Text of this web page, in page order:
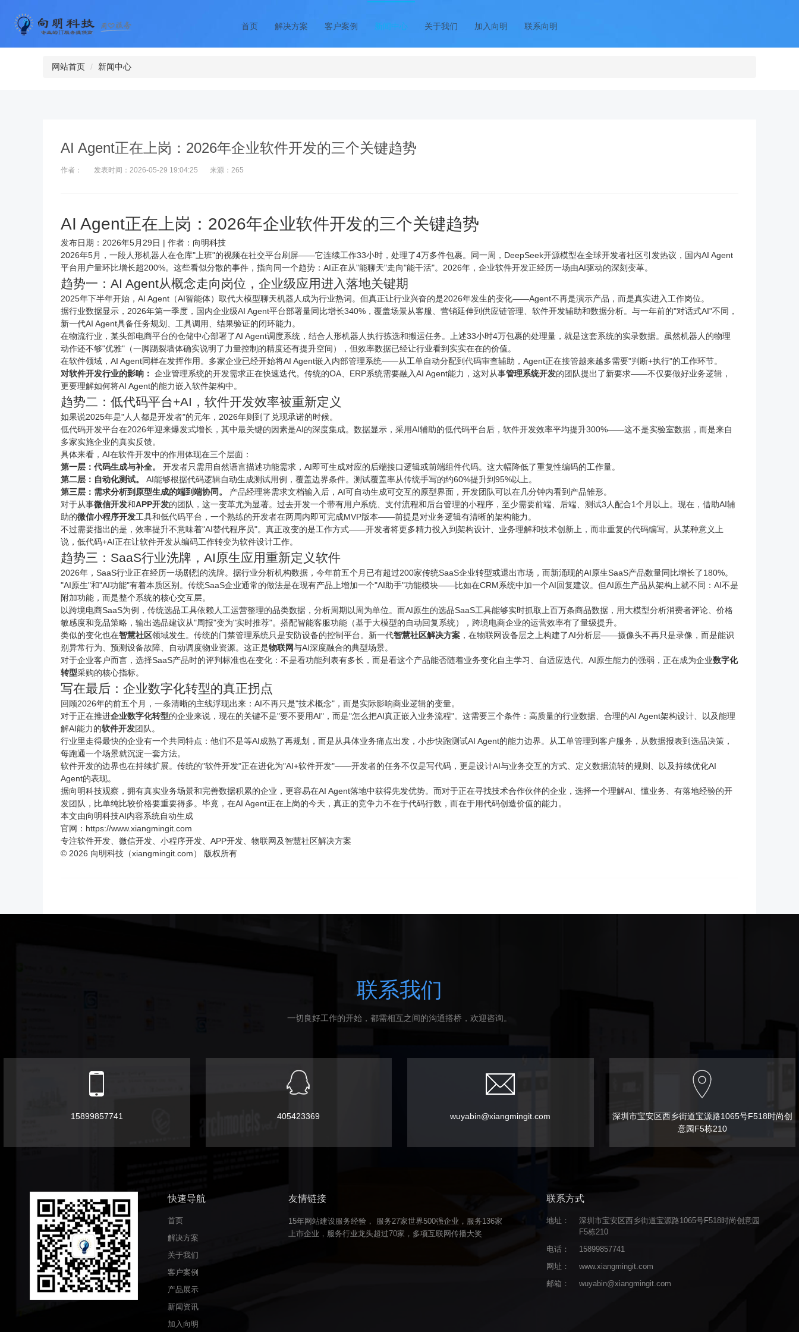
首页 解决方案 客户案例 新闻中心 关于我们 加入向明 联系向明
网站首页 新闻中心
AI Agent正在上岗：2026年企业软件开发的三个关键趋势
作者： 发表时间：2026-05-29 19:04:25 来源：265
AI Agent正在上岗：2026年企业软件开发的三个关键趋势
发布日期：2026年5月29日 | 作者： 向明科技
2026年5月，一段人形机器人在仓库"上班"的视频在社交平台刷屏——它连续工作33小时，处理了4万多件包裹。同一周，DeepSeek开源模型在全球开发者社区引发热议，国内AI Agent
平台用户量环比增长超200%。这些看似分散的事件，指向同一个趋势：AI正在从"能聊天"走向"能干活"。2026年，企业软件开发正经历一场由AI驱动的深刻变革。
趋势一：AI Agent从概念走向岗位，企业级应用进入落地关键期
2025年下半年开始，AI Agent（AI智能体）取代大模型聊天机器人成为行业热词。但真正让行业兴奋的是2026年发生的变化——Agent不再是演示产品，而是真实进入工作岗位。
据行业数据显示，2026年第一季度，国内企业级AI Agent平台部署量同比增长340% ，覆盖场景从客服、营销延伸到供应链管理、软件开发辅助和数据分析。与一年前的"对话式AI"不同，
新一代AI Agent具备任务规划、工具调用、结果验证的闭环能力。
在物流行业，某头部电商平台的仓储中心部署了AI Agent调度系统，结合人形机器人执行拣选和搬运任务。上述33小时4万包裹的处理量，就是这套系统的实录数据。虽然机器人的物理
动作还不够"优雅"（一脚踢裂墙体确实说明了力量控制的精度还有提升空间），但效率数据已经让行业看到实实在在的价值。
在软件领域，AI Agent同样在发挥作用。多家企业已经开始将AI Agent嵌入内部管理系统——从工单自动分配到代码审查辅助，Agent正在接管越来越多需要"判断+执行"的工作环节。
对软件开发行业的影响： 企业管理系统的开发需求正在快速迭代。传统的OA、ERP系统需要融入AI Agent能力，这对从事管理系统开发的团队提出了新要求——不仅要做好业务逻辑，
更要理解如何将AI Agent的能力嵌入软件架构中。
趋势二：低代码平台+AI，软件开发效率被重新定义
如果说2025年是"人人都是开发者"的元年，2026年则到了兑现承诺的时候。
低代码开发平台在2026年迎来爆发式增长，其中最关键的因素是AI的深度集成。数据显示，采用AI辅助的低代码平台后， 软件开发效率平均提升300%——这不是实验室数据，而是来自
多家实施企业的真实反馈。
具体来看，AI在软件开发中的作用体现在三个层面：
第一层：代码生成与补全。
开发者只需用自然语言描述功能需求，AI即可生成对应的后端接口逻辑或前端组件代码。这大幅降低了重复性编码的工作量。
第二层：自动化测试。
AI能够根据代码逻辑自动生成测试用例，覆盖边界条件。测试覆盖率从传统手写的约60%提升到95%以上。
第三层：需求分析到原型生成的端到端协同。
产品经理将需求文档输入后，AI可自动生成可交互的原型界面，开发团队可以在几分钟内看到产品雏形。
对于从事微信开发和APP开发的团队，这一变革尤为显著。过去开发一个带有用户系统、支付流程和后台管理的小程序 ，至少需要前端、后端、测试3人配合1个月以上。现在，借助AI辅
助的微信小程序开发工具和低代码平台，一个熟练的开发者在两周内即可完成MVP版本——前提是对业务逻辑有清晰的架构能力。
不过需要指出的是，效率提升不意味着"AI替代程序员"。真正改变的是工作方式——开发者将更多精力投入到架构设计、业务理解和技术创新上，而非重复的代码编写。从某种意义上
说，低代码+AI正在让软件开发从编码工作转变为软件设计工作。
趋势三：SaaS行业洗牌，AI原生应用重新定义软件
2026年，SaaS行业正在经历一场剧烈的洗牌。据行业分析机构数据，今年前五个月已有超过200家传统SaaS企业转型或退出市场，而新涌现的AI原生SaaS产品数量同比增长了180%。
"AI原生"和"AI功能"有着本质区别。传统SaaS企业通常的做法是在现有产品上增加一个"AI助手"功能模块——比如在CRM系统中加一个AI回复建议。但AI原生产品从架构上就不同：AI不是
附加功能，而是整个系统的核心交互层。
以跨境电商SaaS为例，传统选品工具依赖人工运营整理的品类数据，分析周期以周为单位。而AI原生的选品SaaS工具能够实时抓取上百万条商品数据，用大模型分析消费者评论、价格
敏感度和竞品策略，输出选品建议从"周报"变为"实时推荐"。搭配智能客服功能（基于大模型的自动回复系统），跨境电商企业的运营效率有了量级提升。
类似的变化也在智慧社区领域发生。传统的门禁管理系统只是安防设备的控制平台。新一代智慧社区解决方案 ，在物联网设备层之上构建了AI分析层——摄像头不再只是录像，而是能识
别异常行为、预测设备故障、自动调度物业资源。这正是物联网与AI深度融合的典型场景。
对于企业客户而言，选择SaaS产品时的评判标准也在变化：不是看功能列表有多长，而是看这个产品能否随着业务变化自主学习、自适应迭代。AI原生能力的强弱，正在成为企业数字化
转型采购的核心指标。
写在最后：企业数字化转型的真正拐点
回顾2026年的前五个月，一条清晰的主线浮现出来：AI不再只是"技术概念"，而是实际影响商业逻辑的变量。
对于正在推进企业数字化转型的企业来说，现在的关键不是"要不要用AI"，而是"怎么把AI真正嵌入业务流程"。这需要三个条件：高质量的行业数据、合理的AI Agent架构设计、以及能理
解AI能力的软件开发团队。
行业里走得最快的企业有一个共同特点：他们不是等AI成熟了再规划，而是从具体业务痛点出发，小步快跑测试AI Agent的能力边界。从工单管理到客户服务，从数据报表到选品决策，
每跑通一个场景就沉淀一套方法。
软件开发的边界也在持续扩展。传统的"软件开发"正在进化为"AI+软件开发"——开发者的任务不仅是写代码，更是设计AI与业务交互的方式、定义数据流转的规则、以及持续优化AI
Agent的表现。
据向明科技观察，拥有真实业务场景和完善数据积累的企业，更容易在AI Agent落地中获得先发优势。而对于正在寻找技术合作伙伴的企业，选择一个理解AI、懂业务、有落地经验的开
发团队，比单纯比较价格要重要得多。毕竟，在AI Agent正在上岗的今天，真正的竞争力不在于代码行数，而在于用代码创造价值的能力。
本文由向明科技AI内容系统自动生成
官网： https://www.xiangmingit.com
专注软件开发、微信开发、小程序开发、 APP开发 、物联网及智慧社区解决方案
© 2026 向明科技（xiangmingit.com） 版权所有
联系我们
一切良好工作的开始，都需相互之间的沟通搭桥，欢迎咨询。
15899857741 405423369 wuyabin@xiangmingit.com
深圳市宝安区西乡街道宝源路1065号F518时尚创
意园F5栋210
快速导航
首页
解决方案
关于我们
客户案例
产品展示
新闻资讯
加入向明
友情链接
15年网站建设服务经验， 服务27家世界500强企业，服务136家
上市企业，服务行业龙头超过70家，多项互联网传播大奖
联系方式
地址：
深圳市宝安区西乡街道宝源路1065号F518时尚创意园
F5栋210
电话：
15899857741
网址：
www.xiangmingit.com
邮箱：
wuyabin@xiangmingit.com